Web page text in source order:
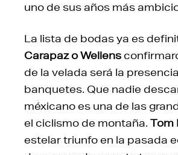
uno de sus años más
La lista de bodas ya es
Carapaz o Wellens
de la velada será la
banquetes. Que nadie
méxicano es una de las
el ciclismo de montaña. Tom
estelar triunfo en la pasada